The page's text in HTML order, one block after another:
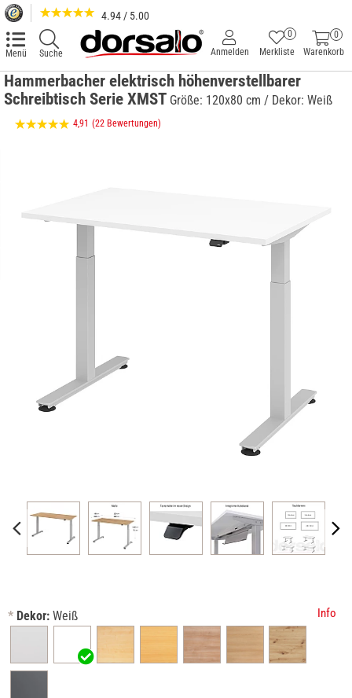
4.94 / 5.00
Menü Suche
0
Warenkorb
Merkliste
0
Anmelden
Hammerbacher elektrisch höhenverstellbarer
Schreibtisch Serie XMST Größe: 120x80 cm / Dekor: Weiß
4,91 (22 Bewertungen)
* Dekor: Weiß Info